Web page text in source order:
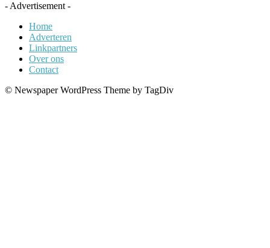
- Advertisement -
Home
Adverteren
Linkpartners
Over ons
Contact
© Newspaper WordPress Theme by TagDiv